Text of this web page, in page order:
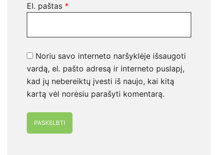
El. paštas *
Noriu savo interneto naršyklėje išsaugoti
vardą, el. pašto adresą ir interneto puslapį,
kad jų nebereiktų įvesti iš naujo, kai kitą
kartą vėl norėsiu parašyti komentarą.